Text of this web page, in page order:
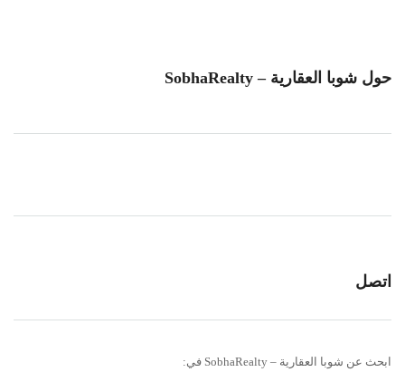
حول شوبا العقارية – SobhaRealty
اتصل
ابحث عن شوبا العقارية – SobhaRealty في: